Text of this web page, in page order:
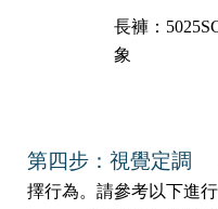
長褲：
象
第四步：視覺定調
擇行為。請參考以下進行